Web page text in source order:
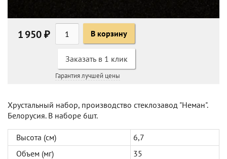
1 950 ₽ В корзину
Заказать в 1 клик
Гарантия лучшей цены
Хрустальный набор, производство стеклозавод "Неман".
Белорусия. В наборе 6шт.
Высота (см)
6,7
Объем (мг)
35